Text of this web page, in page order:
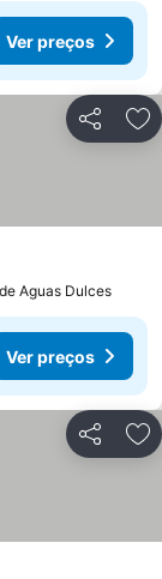
Ver preços
Partilhar
Aguas Dulces
Ver preços
Partilhar